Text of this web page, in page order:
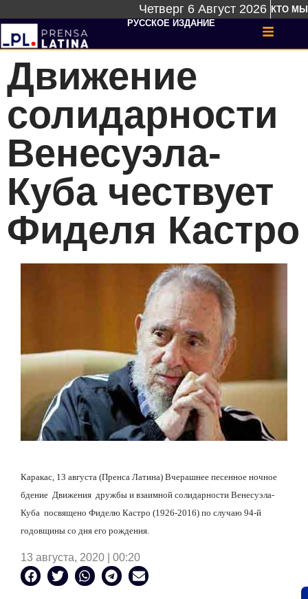
Четверг 6 Август 2026 КТО МЫ
РУССКОЕ ИЗДАНИЕ
Движение
солидарности
Венесуэла-
Куба чествует
Фиделя Кастро
Каракас, 13 августа (Пренса Латина) Вчерашнее песенное ночное
бдение Движения дружбы и взаимной солидарности Венесуэла-
Куба посвящено Фиделю Кастро (1926-2016) по случаю 94-й
годовщины со дня его рождения.
13 августа, 2020 | 00:20